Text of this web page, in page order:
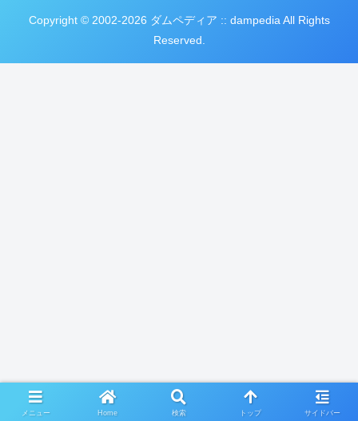
Copyright © 2002-2026 ダムペディア :: dampedia All Rights
Reserved.
メニュー Home 検索 トップ サイドバー